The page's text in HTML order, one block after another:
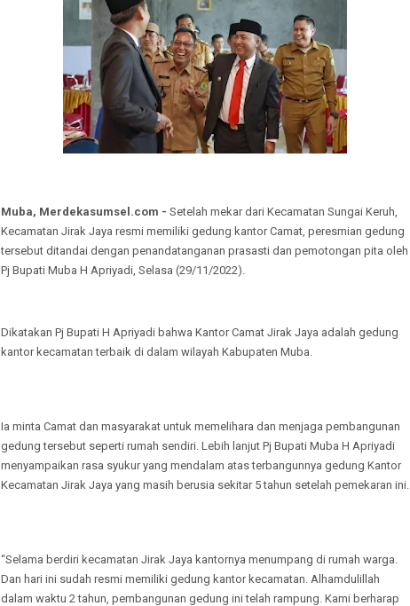
Muba, Merdekasumsel.com - Setelah mekar dari Kecamatan Sungai Keruh,
Kecamatan Jirak Jaya resmi memiliki gedung kantor Camat, peresmian gedung
tersebut ditandai dengan penandatanganan prasasti dan pemotongan pita oleh
Pj Bupati Muba H Apriyadi, Selasa (29/11/2022).
Dikatakan Pj Bupati H Apriyadi bahwa Kantor Camat Jirak Jaya adalah gedung
kantor kecamatan terbaik di dalam wilayah Kabupaten Muba.
Ia minta Camat dan masyarakat untuk memelihara dan menjaga pembangunan
gedung tersebut seperti rumah sendiri. Lebih lanjut Pj Bupati Muba H Apriyadi
menyampaikan rasa syukur yang mendalam atas terbangunnya gedung Kantor
Kecamatan Jirak Jaya yang masih berusia sekitar 5 tahun setelah pemekaran ini.
“Selama berdiri kecamatan Jirak Jaya kantornya menumpang di rumah warga.
Dan hari ini sudah resmi memiliki gedung kantor kecamatan. Alhamdulillah
dalam waktu 2 tahun, pembangunan gedung ini telah rampung. Kami berharap